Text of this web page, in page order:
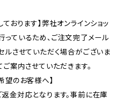
おります】弊社オンラインショッ
ているため、ご注文完了メール
ルさせていただく場合がございま
案内させていただきます。
望のお客様へ】
金対応となります。事前に在庫